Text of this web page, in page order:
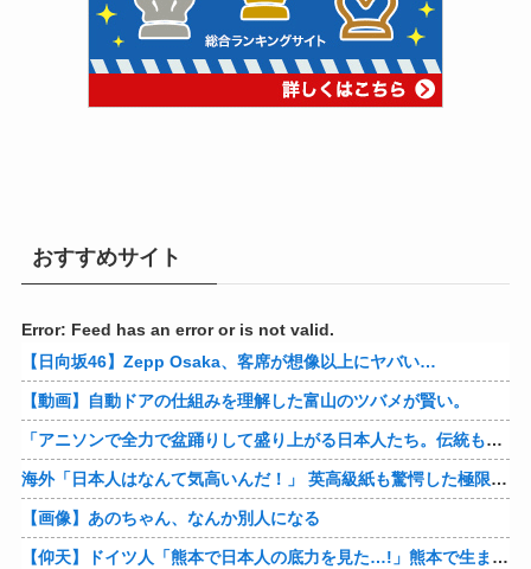
おすすめサイト
Error: Feed has an error or is not valid.
【日向坂46】Zepp Osaka、客席が想像以上にヤバい…
【動画】自動ドアの仕組みを理解した富山のツバメが賢い。
「アニソンで全力で盆踊りして盛り上がる日本人たち。伝統もオタクもこの熱量、素晴らしい」→女さんブチギレ「これを見て『日本の品格が落ちた』と思いま…
海外「日本人はなんて気高いんだ！」 英高級紙も驚愕した極限の中の日本人の姿に世界が衝撃
【画像】あのちゃん、なんか別人になる
【仰天】ドイツ人「熊本で日本人の底力を見た…!」熊本で生まれて初めて震度7の大地震を経験したドイツ人。直後、日本人たちの行動に衝撃を受けてしまう…